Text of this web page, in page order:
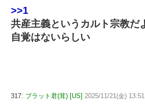
>>1
共産主義というカルト宗教だ
自覚はないらしい
317: ブラット君(茸) [US] 2025/11/21(金)